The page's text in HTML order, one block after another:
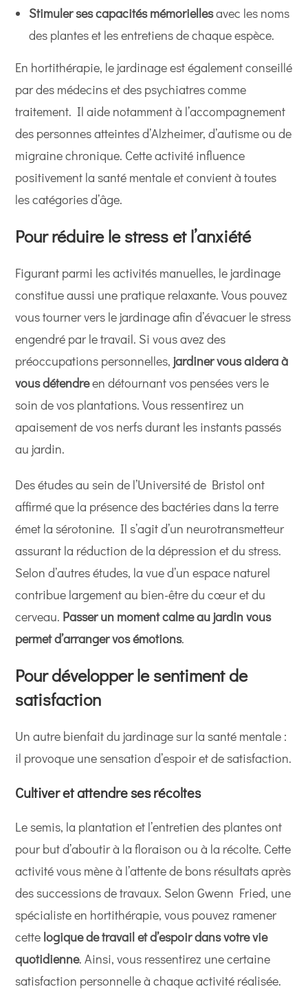
Stimuler ses capacités mémoriellesavec les noms
des plantes et les entretiens de chaque espèce.
En hortithérapie, le jardinage est également conseillé
par des médecins et des psychiatres comme
traitement. Il aide notamment à l’accompagnement
des personnes atteintes d’Alzheimer, d’autisme ou de
migraine chronique. Cette activité influence
positivement la santé mentale et convient à toutes
les catégories d’âge.
Pour réduire le stress et l’anxiété
Figurant parmi les activités manuelles, le jardinage
constitue aussi une pratique relaxante. Vous pouvez
vous tourner vers le jardinage afin d’évacuer le stress
engendré par le travail. Si vous avez des
préoccupations personnelles,jardiner vous aidera à
vous détendreen détournant vos pensées vers le
soin de vos plantations. Vous ressentirez un
apaisement de vos nerfs durant les instants passés
au jardin.
Des études au sein de l’Université de Bristol ont
affirmé que la présence des bactéries dans la terre
émet la sérotonine. Il s’agit d’un neurotransmetteur
assurant la réduction de la dépression et du stress.
Selon d’autres études, la vue d’un espace naturel
contribue largement au bien-être du cœur et du
cerveau. Passer un moment calme au jardin vous
permet d’arranger vos émotions.
Pour développer le sentiment de
satisfaction
Un autre bienfait du jardinage sur la santé mentale :
il provoque une sensation d’espoir et de satisfaction.
Cultiver et attendre ses récoltes
Le semis, la plantation et l’entretien des plantes ont
pour but d’aboutir à la floraison ou à la récolte. Cette
activité vous mène à l’attente de bons résultats après
des successions de travaux. Selon Gwenn Fried, une
spécialiste en hortithérapie, vous pouvez ramener
cette logique de travail et d’espoir dans votre vie
quotidienne. Ainsi, vous ressentirez une certaine
satisfaction personnelle à chaque activité réalisée.